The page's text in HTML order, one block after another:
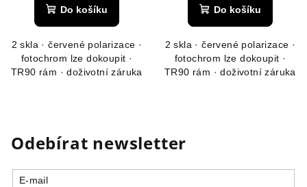
produktu
z
5
hvězdiček.
Do košíku
2 skla · červené polarizace ·
fotochrom lze dokoupit ·
TR90 rám · doživotní záruka
Do košíku
2 skla · červené polarizace ·
fotochrom lze dokoupit ·
TR90 rám · doživotní záruka
Odebírat newsletter
E-mail